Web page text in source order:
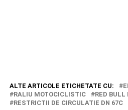
ALTE ARTICOLE ETICHETATE CU:
RALIU MOTOCICLISTIC
RED BULL
RESTRICTII DE CIRCULATIE DN 67C